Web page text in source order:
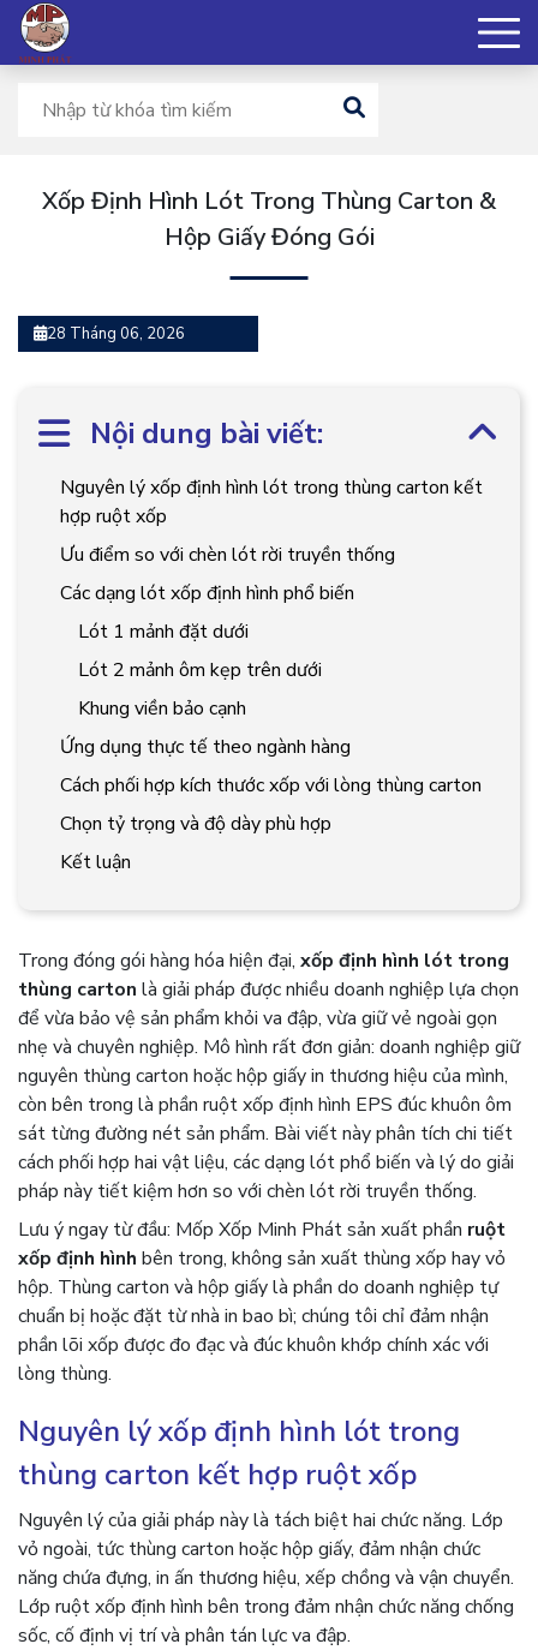
Xốp Định Hình Lót Trong Thùng Carton &
Hộp Giấy Đóng Gói
28 Tháng 06, 2026
Nội dung bài viết:
Nguyên lý xốp định hình lót trong thùng carton kết
hợp ruột xốp
Ưu điểm so với chèn lót rời truyền thống
Các dạng lót xốp định hình phổ biến
Lót 1 mảnh đặt dưới
Lót 2 mảnh ôm kẹp trên dưới
Khung viền bảo cạnh
Ứng dụng thực tế theo ngành hàng
Cách phối hợp kích thước xốp với lòng thùng carton
Chọn tỷ trọng và độ dày phù hợp
Kết luận
Trong đóng gói hàng hóa hiện đại, xốp định hình lót trong
thùng carton là giải pháp được nhiều doanh nghiệp lựa chọn
để vừa bảo vệ sản phẩm khỏi va đập, vừa giữ vẻ ngoài gọn
nhẹ và chuyên nghiệp. Mô hình rất đơn giản: doanh nghiệp giữ
nguyên thùng carton hoặc hộp giấy in thương hiệu của mình,
còn bên trong là phần ruột xốp định hình EPS đúc khuôn ôm
sát từng đường nét sản phẩm. Bài viết này phân tích chi tiết
cách phối hợp hai vật liệu, các dạng lót phổ biến và lý do giải
pháp này tiết kiệm hơn so với chèn lót rời truyền thống.
Lưu ý ngay từ đầu: Mốp Xốp Minh Phát sản xuất phần ruột
xốp định hình bên trong, không sản xuất thùng xốp hay vỏ
hộp. Thùng carton và hộp giấy là phần do doanh nghiệp tự
chuẩn bị hoặc đặt từ nhà in bao bì; chúng tôi chỉ đảm nhận
phần lõi xốp được đo đạc và đúc khuôn khớp chính xác với
lòng thùng.
Nguyên lý xốp định hình lót trong
thùng carton kết hợp ruột xốp
Nguyên lý của giải pháp này là tách biệt hai chức năng. Lớp
vỏ ngoài, tức thùng carton hoặc hộp giấy, đảm nhận chức
năng chứa đựng, in ấn thương hiệu, xếp chồng và vận chuyển.
Lớp ruột xốp định hình bên trong đảm nhận chức năng chống
sốc, cố định vị trí và phân tán lực va đập.